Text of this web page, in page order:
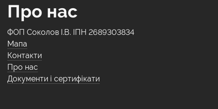
Про нас
ФОП Соколов І.В. ІПН 2689303834
Мапа
Контакти
Про нас
Документи і сертифікати